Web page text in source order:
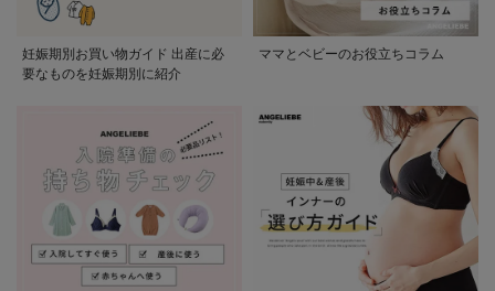
妊娠期別お買い物ガイド 出産に必
要なものを妊娠期別に紹介
ママとベビーのお役立ちコラム